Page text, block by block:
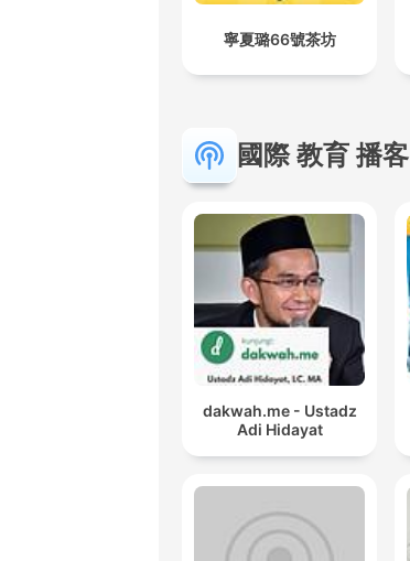
寧夏璐66號茶坊
國際 教育 播客
dakwah.me - Ustadz
Adi Hidayat